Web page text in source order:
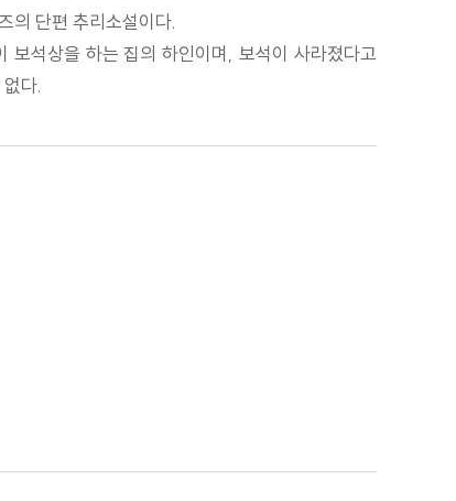
의 단편 추리소설이다.
보석상을 하는 집의 하인이며, 보석이 사라졌다고
다.